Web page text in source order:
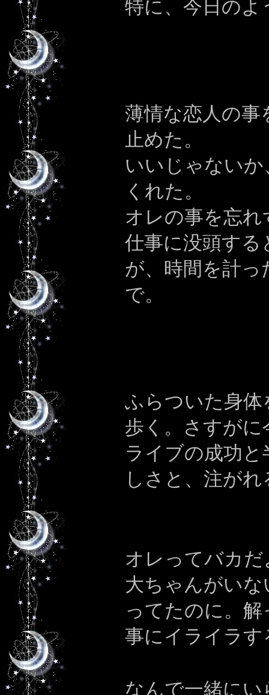
特に、今日のよ
薄情な恋人の
止めた。
いいじゃない
くれた。
オレの事を忘
仕事に没頭する
が、時間を計
で。
ふらついた身
歩く。さすが
ライブの成功
しさと、注が
オレってバカ
大ちゃんがい
ってたのに。
事にイライラす
なんで一緒に